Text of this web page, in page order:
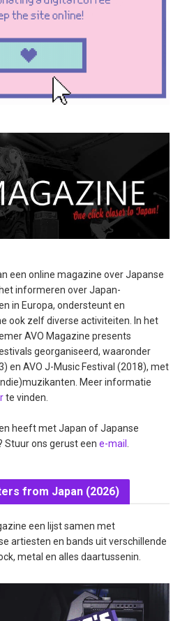
een online magazine over Japanse
informeren over Japan-
in Europa, ondersteunt en
ook zelf diverse activiteiten. In het
AVO Magazine presents
georganiseerd, waaronder
en AVO J-Music Festival (2018), met
Meer informatie
te vinden.
heeft met Japan of Japanse
Stuur ons gerust een e-mail
from Japan (2026)
een lijst samen met
artiesten en bands uit verschillende
metal en alles daartussenin.